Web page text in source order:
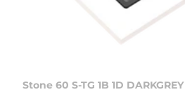
Stone 60 S-TG 1B 1D DARKGREY